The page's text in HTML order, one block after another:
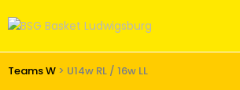
Teams W > U14w RL / 16w LL
Verein